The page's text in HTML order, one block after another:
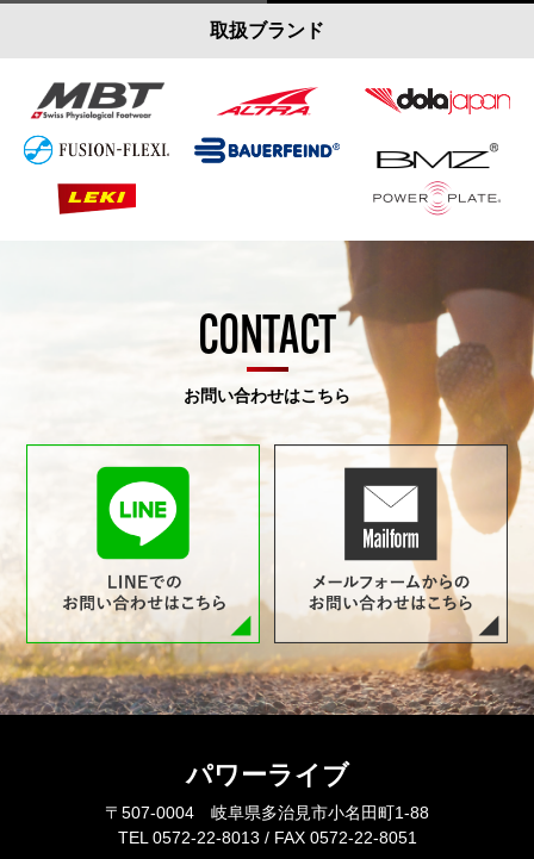
取扱ブランド
CONTACT
お問い合わせはこちら
パワーライブ
〒507-0004 岐阜県多治見市小名田町1-88
TEL 0572-22-8013 / FAX 0572-22-8051